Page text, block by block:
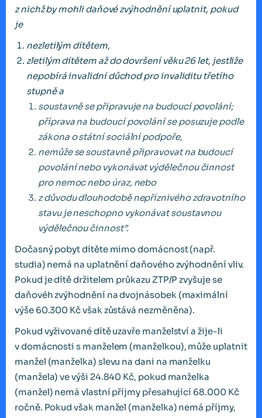
z nichž by mohli daňové zvýhodnění uplatnit, pokud
je
nezletilým dítětem,
zletilým dítětem až do dovršení věku 26 let, jestliže
nepobírá invalidní důchod pro invaliditu třetího
stupně a
soustavně se připravuje na budoucí povolání;
příprava na budoucí povolání se posuzuje podle
zákona o státní sociální podpoře,
nemůže se soustavně připravovat na budoucí
povolání nebo vykonávat výdělečnou činnost
pro nemoc nebo úraz, nebo
z důvodu dlouhodobě nepříznivého zdravotního
stavu je neschopno vykonávat soustavnou
výdělečnou činnost”.
Dočasný pobyt dítěte mimo domácnost (např.
studia) nemá na uplatnění daňového zvýhodnění vliv.
Pokud je dítě držitelem průkazu ZTP/P zvyšuje se
daňovéh zvýhodnění na dvojnásobek (maximální
výše 60.300 Kč však zůstává nezměněna).
Pokud vyživované dítě uzavře manželství a žije-li
v domácnosti s manželem (manželkou), může uplatnit
manžel (manželka) slevu na dani na manželku
(manžela) ve výši 24.840 Kč, pokud manželka
(manžel) nemá vlastní příjmy přesahující 68.000 Kč
ročně. Pokud však manžel (manželka) nemá příjmy,